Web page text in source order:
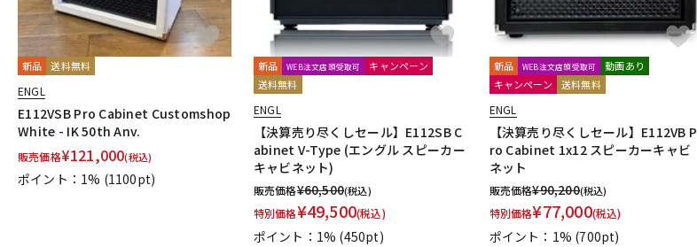
中古 ヴィンテージ
新品 送料無料
ENGL
E112VSB Pro Cabinet Customshop
White - IK 50th Anv.
販売価格¥121,000(税込)
ポイント：1% (1100pt)
新品 WEB注文店頭受取可
キャンペーン
送料無料
ENGL
【決算売り尽くしセール】E112SB C
abinet V-Type (エングル スピーカー
キャビネット)
販売価格¥60,500(税込)
特別価格¥49,500(税込)
ポイント：1% (450pt)
新品 WEB注文店頭受取可
動画あり
キャンペーン
送料無料
ENGL
【決算売り尽くしセール】E112VB P
ro Cabinet 1x12 スピーカーキャビ
ネット
販売価格¥90,200(税込)
特別価格¥77,000(税込)
ポイント：1% (700pt)